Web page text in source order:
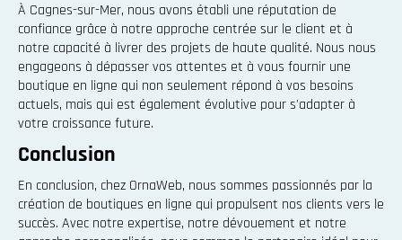
À Cagnes-sur-Mer, nous avons établi une réputation de
confiance grâce à notre approche centrée sur le client et à
notre capacité à livrer des projets de haute qualité. Nous nous
engageons à dépasser vos attentes et à vous fournir une
boutique en ligne qui non seulement répond à vos besoins
actuels, mais qui est également évolutive pour s'adapter à
votre croissance future.
Conclusion
En conclusion, chez OrnaWeb, nous sommes passionnés par la
création de boutiques en ligne qui propulsent nos clients vers le
succès. Avec notre expertise, notre dévouement et notre